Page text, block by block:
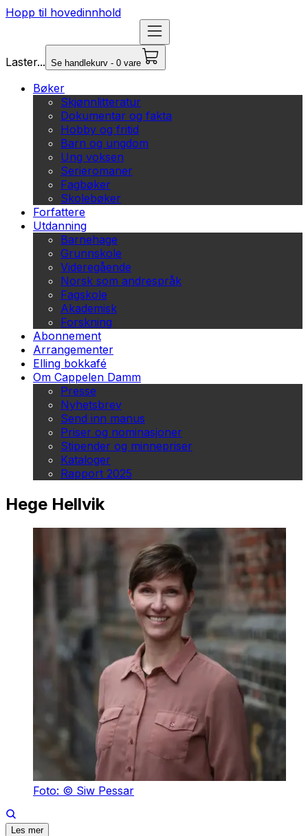
Hopp til hovedinnhold
Laster... Se handlekurv - 0 vare
Bøker
Skjønnlitteratur
Dokumentar og fakta
Hobby og fritid
Barn og ungdom
Ung voksen
Serieromaner
Fagbøker
Skolebøker
Forfattere
Utdanning
Barnehage
Grunnskole
Videregående
Norsk som andrespråk
Fagskole
Akademisk
Forskning
Abonnement
Arrangementer
Elling bokkafé
Om Cappelen Damm
Presse
Nyhetsbrev
Send inn manus
Priser og nominasjoner
Stipender og minnepriser
Kataloger
Rapport 2025
Hege Hellvik
Foto: © Siw Pessar
Les mer